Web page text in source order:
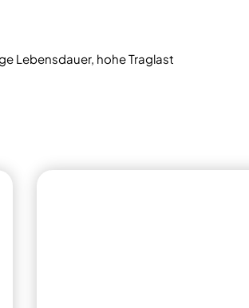
Lebensdauer, hohe Traglast